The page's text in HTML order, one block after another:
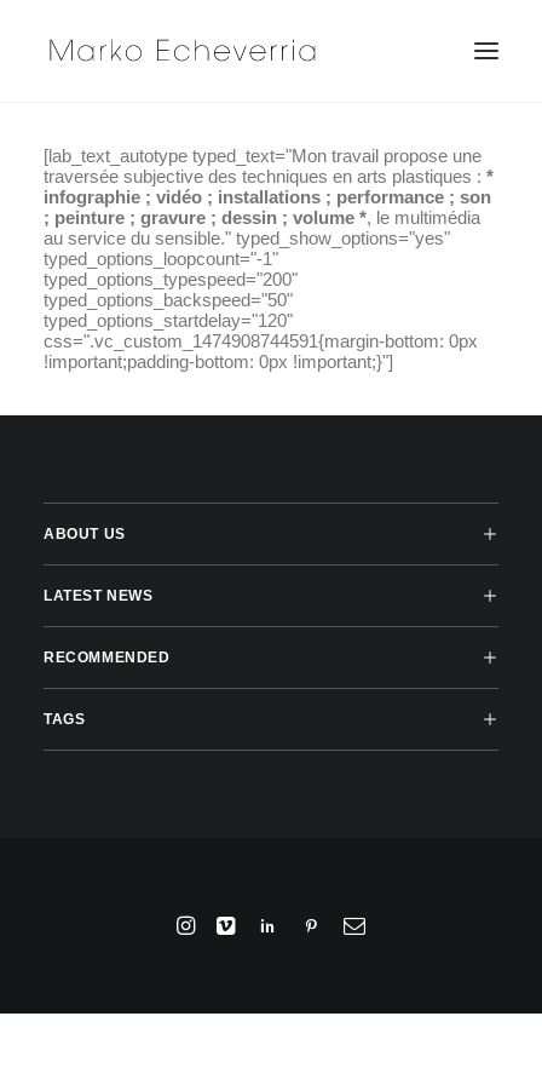
[lab_text_autotype typed_text="Mon travail propose une
traversée subjective des techniques en arts plastiques : *
infographie ; vidéo ; installations ; performance ; son
; peinture ; gravure ; dessin ; volume *, le multimédia
au service du sensible." typed_show_options="yes"
typed_options_loopcount="-1"
typed_options_typespeed="200"
typed_options_backspeed="50"
typed_options_startdelay="120"
css=".vc_custom_1474908744591{margin-bottom: 0px
!important;padding-bottom: 0px !important;}"]
ABOUT US
LATEST NEWS
RECOMMENDED
TAGS